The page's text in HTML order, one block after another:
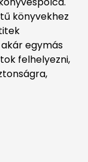
könyvekhez
egymás
felhelyezni,